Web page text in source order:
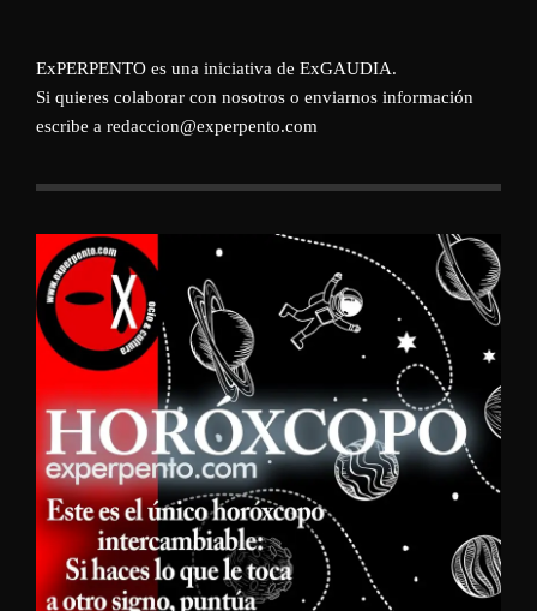
ExPERPENTO es una iniciativa de ExGAUDIA.
Si quieres colaborar con nosotros o enviarnos información
escribe a redaccion@experpento.com